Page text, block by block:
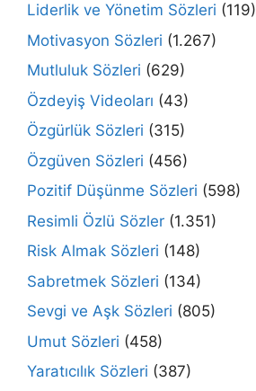
Liderlik ve Yönetim Sözleri (119)
Motivasyon Sözleri (1.267)
Mutluluk Sözleri (629)
Özdeyiş Videoları (43)
Özgürlük Sözleri (315)
Özgüven Sözleri (456)
Pozitif Düşünme Sözleri (598)
Resimli Özlü Sözler (1.351)
Risk Almak Sözleri (148)
Sabretmek Sözleri (134)
Sevgi ve Aşk Sözleri (805)
Umut Sözleri (458)
Yaratıcılık Sözleri (387)